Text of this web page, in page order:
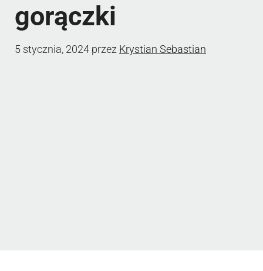
gorączki
5 stycznia, 2024 przez Krystian Sebastian